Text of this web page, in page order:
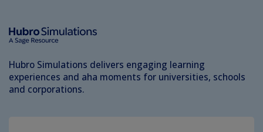
Hubro Simulations delivers engaging learning
experiences and aha moments for universities, schools
and corporations.